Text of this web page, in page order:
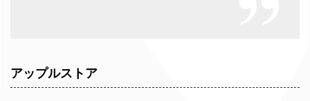
アップルストア